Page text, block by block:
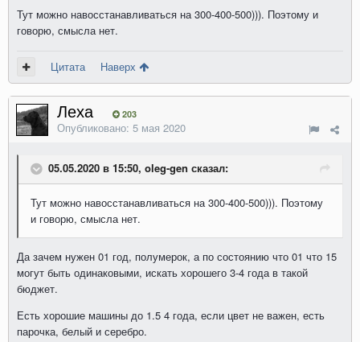
Тут можно навосстанавливаться на 300-400-500))). Поэтому и
говорю, смысла нет.
Цитата Наверх
Леха 203
Опубликовано: 5 мая 2020
05.05.2020 в 15:50, oleg-gen сказал:
Тут можно навосстанавливаться на 300-400-500))). Поэтому
и говорю, смысла нет.
Да зачем нужен 01 год, полумерок, а по состоянию что 01 что 15
могут быть одинаковыми, искать хорошего 3-4 года в такой
бюджет.
Есть хорошие машины до 1.5 4 года, если цвет не важен, есть
парочка, белый и серебро.